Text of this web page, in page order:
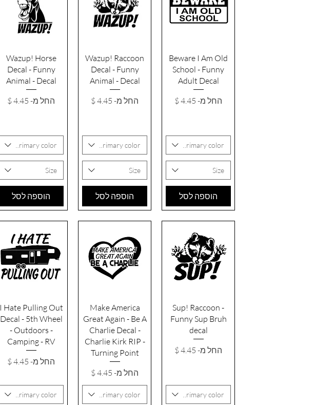
תצוגה מהירה
Beware I Am Old
School - Funny
Adult Decal
החל מ-
מחיר מבצע
Primary color
Size
הוספה לסל
תצוגה מהירה
Wazup! Raccoon
Decal - Funny
Animal - Decal
החל מ-
מחיר מבצע
Primary color
Size
הוספה לסל
תצוגה מהירה
Wazup! Horse
Decal - Funny
Animal - Decal
החל מ-
מחיר מבצע
Primary color
Size
הוספה לסל
תצוגה מהירה
Sup! Raccoon -
Funny Sup Bruh
decal
החל מ-
מחיר מבצע
Primary color
תצוגה מהירה
Make America
Great Again - Be A
Charlie Decal -
Charlie Kirk RIP -
Turning Point
החל מ-
מחיר מבצע
Primary color
תצוגה מהירה
I Hate Pulling Out
Decal - 5th Wheel
- Outdoors -
Camping - RV
החל מ-
מחיר מבצע
Primary color